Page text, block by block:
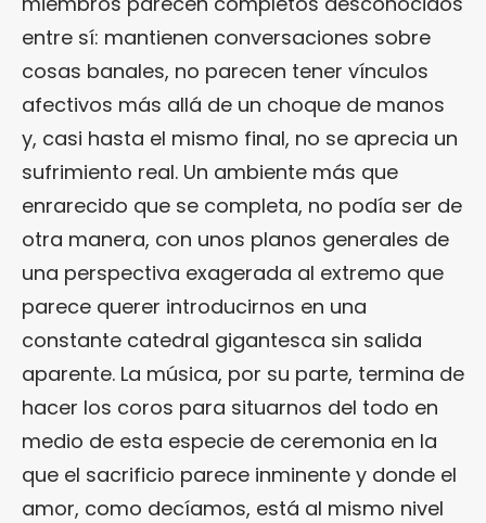
entre sí: mantienen conversaciones sobre
cosas banales, no parecen tener vínculos
afectivos más allá de un choque de manos
y, casi hasta el mismo final, no se aprecia un
sufrimiento real. Un ambiente más que
enrarecido que se completa, no podía ser de
otra manera, con unos planos generales de
una perspectiva exagerada al extremo que
parece querer introducirnos en una
constante catedral gigantesca sin salida
aparente. La música, por su parte, termina de
hacer los coros para situarnos del todo en
medio de esta especie de ceremonia en la
que el sacrificio parece inminente y donde el
amor, como decíamos, está al mismo nivel